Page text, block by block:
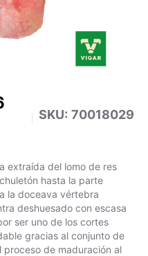
SKU: 70018029
extraída del lomo de res
hasta la parte
la doceava vértebra
deshuesado con escasa
ser uno de los cortes
gracias al conjunto de
proceso de maduración al